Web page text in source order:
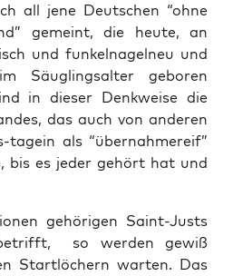
all jene Deut­schen “ohne
gemeint, die heu­te, an
und fun­kel­na­gel­neu und
Säug­lings­al­ter gebo­ren
in die­ser Denk­wei­se die
das auch von ande­ren
tag­ein als “über­nah­me­r­eif”
bis es jeder gehört hat und
gehö­ri­gen Saint-Jus­ts
so wer­den gewiß
Start­lö­chern war­ten. Das